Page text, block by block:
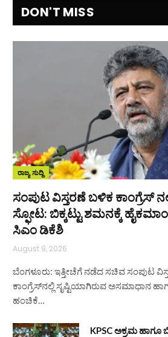
DON'T MISS
ರಾಜ್ಯ ಸುದ್ದಿ
ಸಂಪುಟ ವಿಸ್ತರಣೆ ಬಳಿಕ ಕಾಂಗ್ರೆಸ್‌
ಸ್ಫೋಟ: ಬಿಕ್ಕಟ್ಟು ಶಮನಕ್ಕೆ
ಸಿಎಂ ಡಿಕೆಶಿ
August 9, 2026
ಬೆಂಗಳೂರು: ಇತ್ತೀಚೆಗೆ ನಡೆದ ಸಚಿವ ಸಂಪುಟ
ಕಾಂಗ್ರೆಸ್‌ನಲ್ಲಿ ಸೃಷ್ಟಿಯಾಗಿರುವ ಅಸಮಾಧಾನ
ಹಂಚಿಕೆ…
KPSC ಅಕ್ರಮ